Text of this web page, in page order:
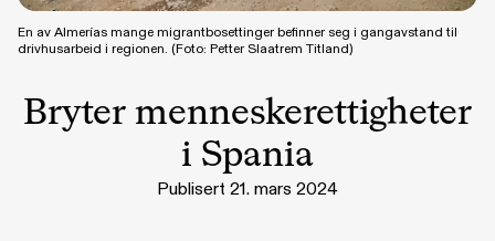
Bryter menneskerettigheter
i Spania
Publisert 21. mars 2024
En av Almerías mange migrantbosettinger befinner seg i gangavstand til
drivhusarbeid i regionen. (Foto: Petter Slaatrem Titland)